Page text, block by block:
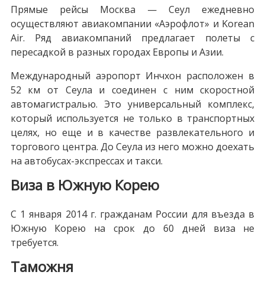
Прямые рейсы Москва — Сеул ежедневно
осуществляют авиакомпании «Аэрофлот» и Korean
Air. Ряд авиакомпаний предлагает полеты с
пересадкой в разных городах Европы и Азии.
Международный аэропорт Инчхон расположен в
52 км от Сеула и соединен с ним скоростной
автомагистралью. Это универсальный комплекс,
который используется не только в транспортных
целях, но еще и в качестве развлекательного и
торгового центра. До Сеула из него можно доехать
на автобусах-экспрессах и такси.
Виза в Южную Корею
С 1 января 2014 г. гражданам России для въезда в
Южную Корею на срок до 60 дней виза не
требуется.
Таможня